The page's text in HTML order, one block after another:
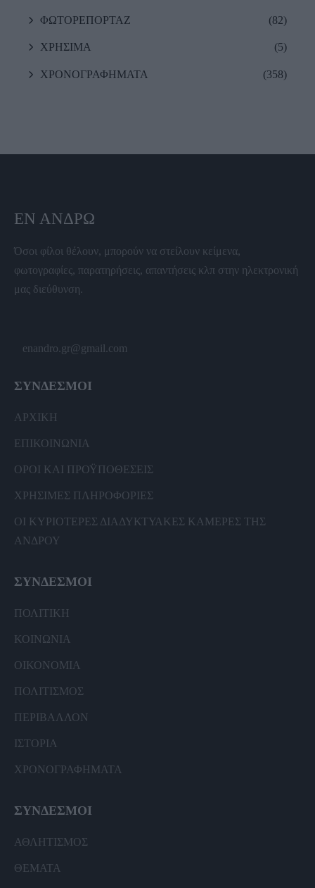
ΦΩΤΟΡΕΠΟΡΤΑΖ (82)
ΧΡΗΣΙΜΑ (5)
ΧΡΟΝΟΓΡΑΦΗΜΑΤΑ (358)
ΕΝ ΆΝΔΡΩ
Όσοι φίλοι θέλουν, μπορούν να στείλουν κείμενα,
φωτογραφίες, παρατηρήσεις, απαντήσεις κλπ στην ηλεκτρονική
μας διεύθυνση.
enandro.gr@gmail.com
ΣΥΝΔΕΣΜΟΙ
ΑΡΧΙΚΗ
ΕΠΙΚΟΙΝΩΝΙΑ
ΟΡΟΙ ΚΑΙ ΠΡΟΫΠΟΘΕΣΕΙΣ
ΧΡΗΣΙΜΕΣ ΠΛΗΡΟΦΟΡΙΕΣ
ΟΙ ΚΥΡΙΟΤΕΡΕΣ ΔΙΑΔΥΚΤΥΑΚΕΣ ΚΑΜΕΡΕΣ ΤΗΣ
ΑΝΔΡΟΥ
ΣΥΝΔΕΣΜΟΙ
ΠΟΛΙΤΙΚΗ
ΚΟΙΝΩΝΙΑ
ΟΙΚΟΝΟΜΙΑ
ΠΟΛΙΤΙΣΜΟΣ
ΠΕΡΙΒΑΛΛΟΝ
ΙΣΤΟΡΙΑ
ΧΡΟΝΟΓΡΑΦΗΜΑΤΑ
ΣΥΝΔΕΣΜΟΙ
ΑΘΛΗΤΙΣΜΟΣ
ΘΕΜΑΤΑ